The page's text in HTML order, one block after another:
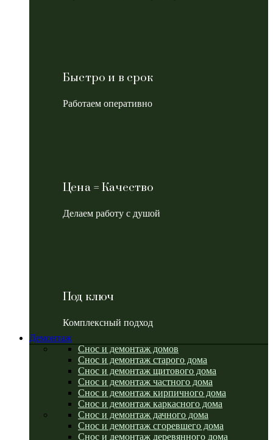
Быстро и в срок
Работаем оперативно
Цена = Качество
Делаем работу с душой
Под ключ
Комплексный подход
Демонтаж
Снос и демонтаж домов
Снос и демонтаж старого дома
Снос и демонтаж щитового дома
Снос и демонтаж частного дома
Снос и демонтаж кирпичного дома
Снос и демонтаж каркасного дома
Снос и демонтаж дачного дома
Снос и демонтаж сгоревшего дома
Снос и демонтаж деревянного дома